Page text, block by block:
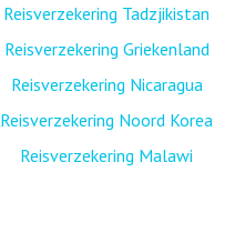
Reisverzekering Tadzjikistan
Reisverzekering Griekenland
Reisverzekering Nicaragua
Reisverzekering Noord Korea
Reisverzekering Malawi